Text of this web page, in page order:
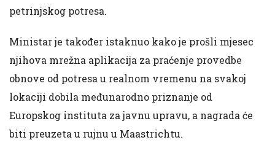
petrinjskog potresa.
Ministar je također istaknuo kako je prošli mjesec
njihova mrežna aplikacija za praćenje provedbe
obnove od potresa u realnom vremenu na svakoj
lokaciji dobila međunarodno priznanje od
Europskog instituta za javnu upravu, a nagrada će
biti preuzeta u rujnu u Maastrichtu.